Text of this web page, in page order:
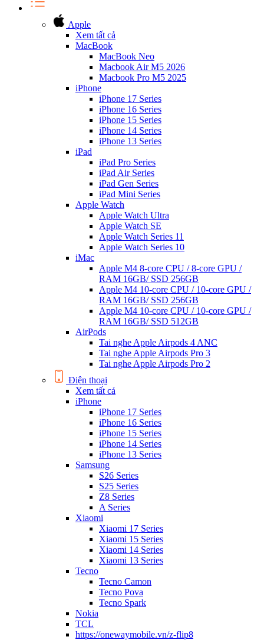
Apple
Xem tất cả
MacBook
MacBook Neo
Macbook Air M5 2026
Macbook Pro M5 2025
iPhone
iPhone 17 Series
iPhone 16 Series
iPhone 15 Series
iPhone 14 Series
iPhone 13 Series
iPad
iPad Pro Series
iPad Air Series
iPad Gen Series
iPad Mini Series
Apple Watch
Apple Watch Ultra
Apple Watch SE
Apple Watch Series 11
Apple Watch Series 10
iMac
Apple M4 8-core CPU / 8-core GPU /
RAM 16GB/ SSD 256GB
Apple M4 10-core CPU / 10-core GPU /
RAM 16GB/ SSD 256GB
Apple M4 10-core CPU / 10-core GPU /
RAM 16GB/ SSD 512GB
AirPods
Tai nghe Apple Airpods 4 ANC
Tai nghe Apple Airpods Pro 3
Tai nghe Apple Airpods Pro 2
Điện thoại
Xem tất cả
iPhone
iPhone 17 Series
iPhone 16 Series
iPhone 15 Series
iPhone 14 Series
iPhone 13 Series
Samsung
S26 Series
S25 Series
Z8 Series
A Series
Xiaomi
Xiaomi 17 Series
Xiaomi 15 Series
Xiaomi 14 Series
Xiaomi 13 Series
Tecno
Tecno Camon
Tecno Pova
Tecno Spark
Nokia
TCL
https://onewaymobile.vn/z-flip8